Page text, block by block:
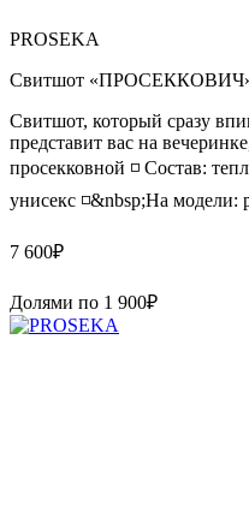
PROSEKA
Свитшот
Свитшот, который сразу
представит вас на
просекковной ◽️ Состав:
унисекс ◽️&nbsp;На модели:
7 600₽
Долями по 1 900₽